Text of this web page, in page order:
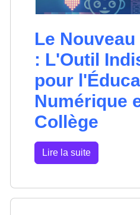
Le
: L'Outil
pour
Numérique
Collège
Lire la suite